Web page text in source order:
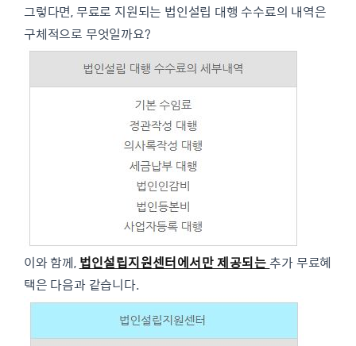
그렇다면, 무료로 지원되는 법인설립 대행 수수료의 내역은
구체적으로 무엇일까요?
이와 함께, 법인설립지원센터에서만 제공되는추가 무료혜
택은 다음과 같습니다.